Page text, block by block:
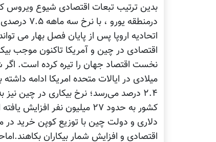
بدین ترتیب تبعات اقتصادی شیوع ویروس
درمنطقه
میلادی در ایالات متحده امریکا ادامه
دلاری و دولت چین با توزیع کوپن خرید در
اقتصادی و افزایش شمار بیکاران